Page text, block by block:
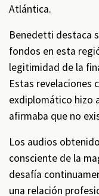
Atlántica.
Benedetti destaca
fondos en esta
legitimidad de la
Estas revelaciones
exdiplomático hizo
afirmaba que no
Los audios
consciente de la
desafía
una relación